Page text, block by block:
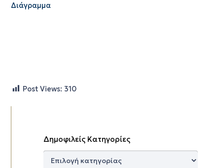
Διάγραμμα
Post Views: 310
Δημοφιλείς Κατηγορίες
Δημοφιλείς